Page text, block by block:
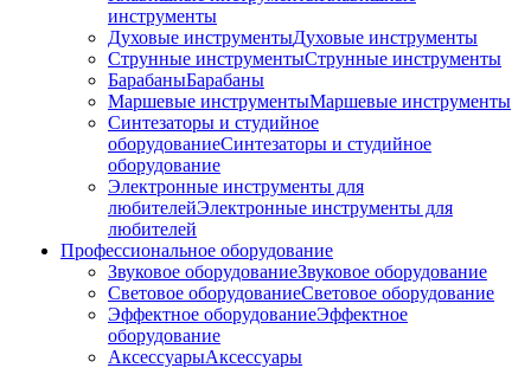
инструменты
Духовые инструментыДуховые инструменты
Струнные инструментыСтрунные инструменты
БарабаныБарабаны
Маршевые инструментыМаршевые инструменты
Синтезаторы и студийное
оборудованиеСинтезаторы и студийное
оборудование
Электронные инструменты для
любителейЭлектронные инструменты для
любителей
Профессиональное оборудование
Звуковое оборудованиеЗвуковое оборудование
Световое оборудованиеСветовое оборудование
Эффектное оборудованиеЭффектное
оборудование
АксессуарыАксессуары